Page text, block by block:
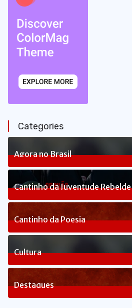
Categories
Agora no Brasil
240Posts
Cantinho da Juventude Rebelde
3Posts
Cantinho da Poesia
1Posts
Cultura
83Posts
Destaques